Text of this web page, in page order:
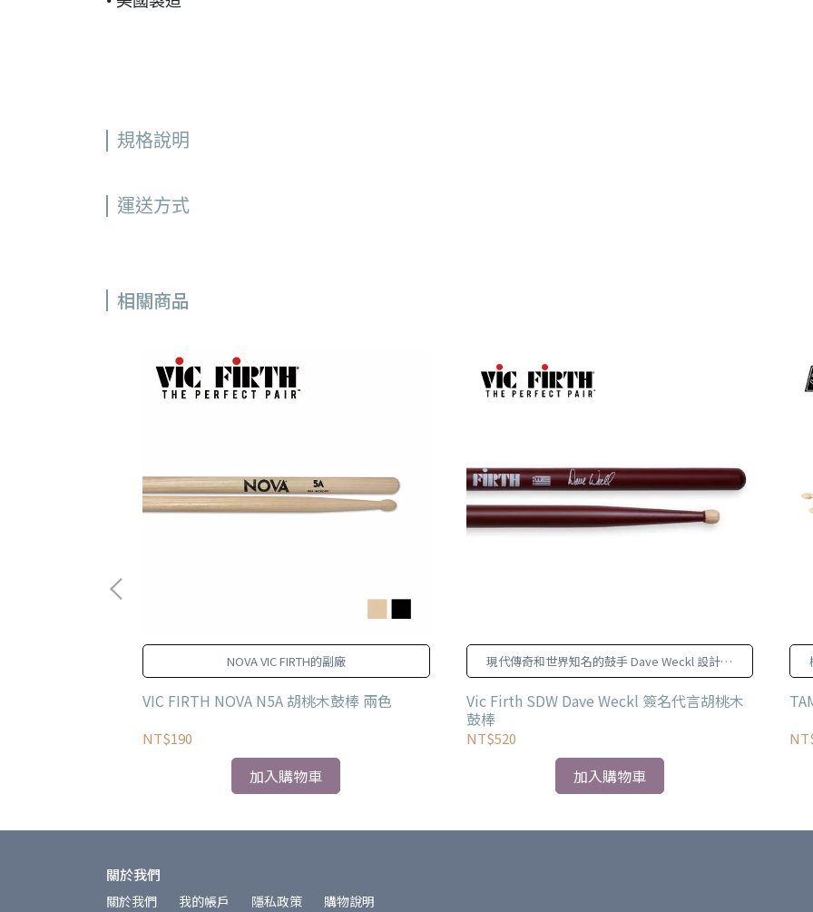
規格說明
運送方式
相關商品
NOVA VIC FIRTH的副廠
VIC FIRTH NOVA N5A 胡桃木鼓棒 兩色
NT$190
加入購物車
現代傳奇和世界知名的鼓手 Dave Weckl 設計了
這款鼓棒。
Vic Firth SDW Dave Weckl 簽名代言胡桃木
鼓棒
NT$520
加入購物車
關於我們
關於我們 我的帳戶 隱私政策 購物說明